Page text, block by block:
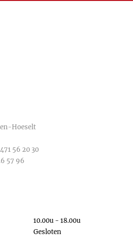
Hoeselt
56 20 30
57 96
10.00u - 18.00u
Gesloten